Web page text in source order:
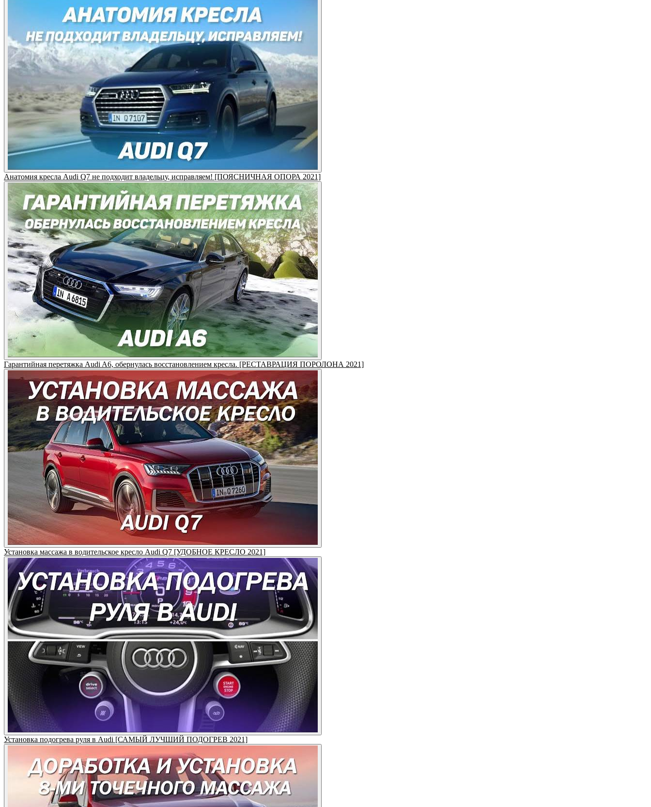
Анатомия кресла Audi Q7 не подходит владельцу, исправляем! [ПОЯСНИЧНАЯ ОПОРА 2021]
Гарантийная перетяжка Audi A6, обернулась восстановлением кресла. [РЕСТАВРАЦИЯ ПОРОЛОНА 2021]
Установка массажа в водительское кресло Audi Q7 [УДОБНОЕ КРЕСЛО 2021]
Установка подогрева руля в Audi [САМЫЙ ЛУЧШИЙ ПОДОГРЕВ 2021]